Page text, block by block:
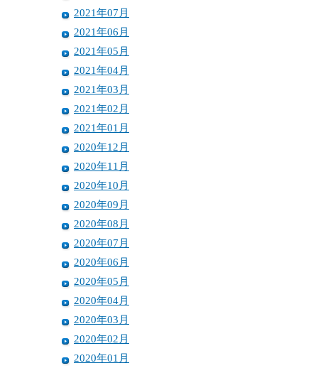
2021年07月
2021年06月
2021年05月
2021年04月
2021年03月
2021年02月
2021年01月
2020年12月
2020年11月
2020年10月
2020年09月
2020年08月
2020年07月
2020年06月
2020年05月
2020年04月
2020年03月
2020年02月
2020年01月